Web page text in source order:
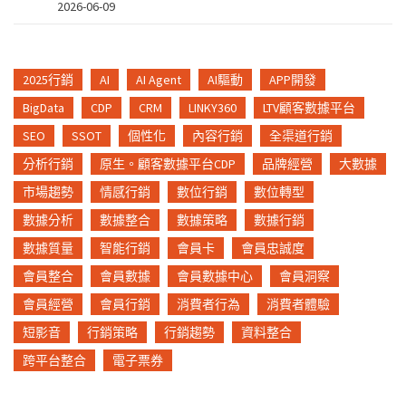
2026-06-09
2025行銷 AI AI Agent AI驅動
APP開發
BigData
CDP CRM LINKY360
LTV顧客數據平台
SEO
SSOT 個性化 內容行銷
全渠道行銷
分析行銷
原生。顧客數據平台CDP 品牌經營
大數據
市場趨勢
情感行銷 數位行銷
數位轉型
數據分析
數據整合 數據策略
數據行銷
數據質量
智能行銷 會員卡
會員忠誠度
會員整合
會員數據 會員數據中心
會員洞察
會員經營
會員行銷 消費者行為
消費者體驗
短影音
行銷策略 行銷趨勢
資料整合
跨平台整合
電子票券